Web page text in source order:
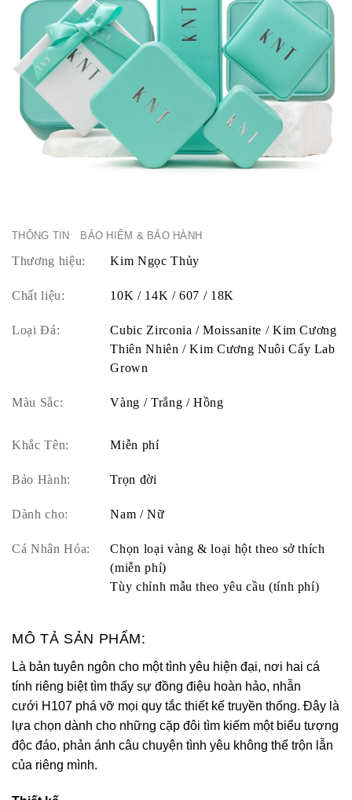
THÔNG TIN BẢO HIỂM & BẢO HÀNH
Thương hiệu: Kim Ngọc Thủy
Chất liệu: 10K / 14K / 607 / 18K
Loại Đá:
Cubic Zirconia / Moissanite / Kim Cương
Thiên Nhiên / Kim Cương Nuôi Cấy Lab
Grown
Màu Sắc: Vàng / Trắng / Hồng
Khắc Tên: Miễn phí
Bảo Hành: Trọn đời
Dành cho: Nam / Nữ
Cá Nhân Hóa:
Chọn loại vàng & loại hột theo sở thích
(miễn phí)
Tùy chỉnh mẫu theo yêu cầu (tính phí)
MÔ TẢ SẢN PHẨM:
Là bản tuyên ngôn cho một tình yêu hiện đại, nơi hai cá
tính riêng biệt tìm thấy sự đồng điệu hoàn hảo, nhẫn
cưới H107 phá vỡ mọi quy tắc thiết kế truyền thống. Đây là
lựa chọn dành cho những cặp đôi tìm kiếm một biểu tượng
độc đáo, phản ánh câu chuyện tình yêu không thể trộn lẫn
của riêng mình.